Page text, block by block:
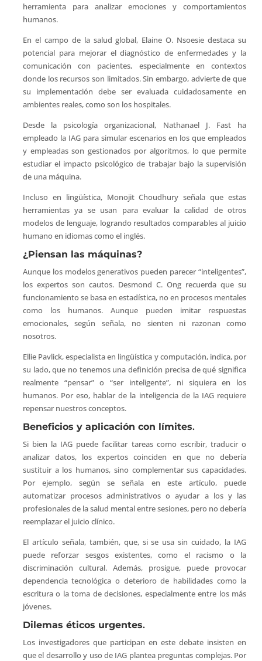
herramienta para analizar emociones y comportamientos
humanos.
En el campo de la salud global, Elaine O. Nsoesie destaca su
potencial para mejorar el diagnóstico de enfermedades y la
comunicación con pacientes, especialmente en contextos
donde los recursos son limitados. Sin embargo, advierte de que
su implementación debe ser evaluada cuidadosamente en
ambientes reales, como son los hospitales.
Desde la psicología organizacional, Nathanael J. Fast ha
empleado la IAG para simular escenarios en los que empleados
y empleadas son gestionados por algoritmos, lo que permite
estudiar el impacto psicológico de trabajar bajo la supervisión
de una máquina.
Incluso en lingüística, Monojit Choudhury señala que estas
herramientas ya se usan para evaluar la calidad de otros
modelos de lenguaje, logrando resultados comparables al juicio
humano en idiomas como el inglés.
¿Piensan las máquinas?
Aunque los modelos generativos pueden parecer “inteligentes”,
los expertos son cautos. Desmond C. Ong recuerda que su
funcionamiento se basa en estadística, no en procesos mentales
como los humanos. Aunque pueden imitar respuestas
emocionales, según señala, no sienten ni razonan como
nosotros.
Ellie Pavlick, especialista en lingüística y computación, indica, por
su lado, que no tenemos una definición precisa de qué significa
realmente “pensar” o “ser inteligente”, ni siquiera en los
humanos. Por eso, hablar de la inteligencia de la IAG requiere
repensar nuestros conceptos.
Beneficios y aplicación con límites.
Si bien la IAG puede facilitar tareas como escribir, traducir o
analizar datos, los expertos coinciden en que no debería
sustituir a los humanos, sino complementar sus capacidades.
Por ejemplo, según se señala en este artículo, puede
automatizar procesos administrativos o ayudar a los y las
profesionales de la salud mental entre sesiones, pero no debería
reemplazar el juicio clínico.
El artículo señala, también, que, si se usa sin cuidado, la IAG
puede reforzar sesgos existentes, como el racismo o la
discriminación cultural. Además, prosigue, puede provocar
dependencia tecnológica o deterioro de habilidades como la
escritura o la toma de decisiones, especialmente entre los más
jóvenes.
Dilemas éticos urgentes.
Los investigadores que participan en este debate insisten en
que el desarrollo y uso de IAG plantea preguntas complejas. Por